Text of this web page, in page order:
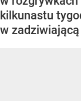
kilkunastu
w